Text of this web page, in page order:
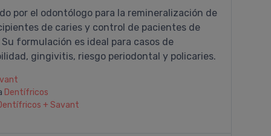
por el odontólogo para la remineralización de
de caries y control de pacientes de
formulación es ideal para casos de
gingivitis, riesgo periodontal y policaries.
Dentí­fricos
+ Savant